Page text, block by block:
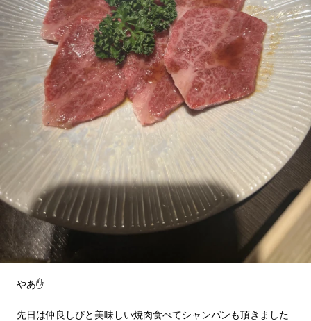
やあ✋
先日は仲良しぴと美味しい焼肉食べてシャンパンも頂きました